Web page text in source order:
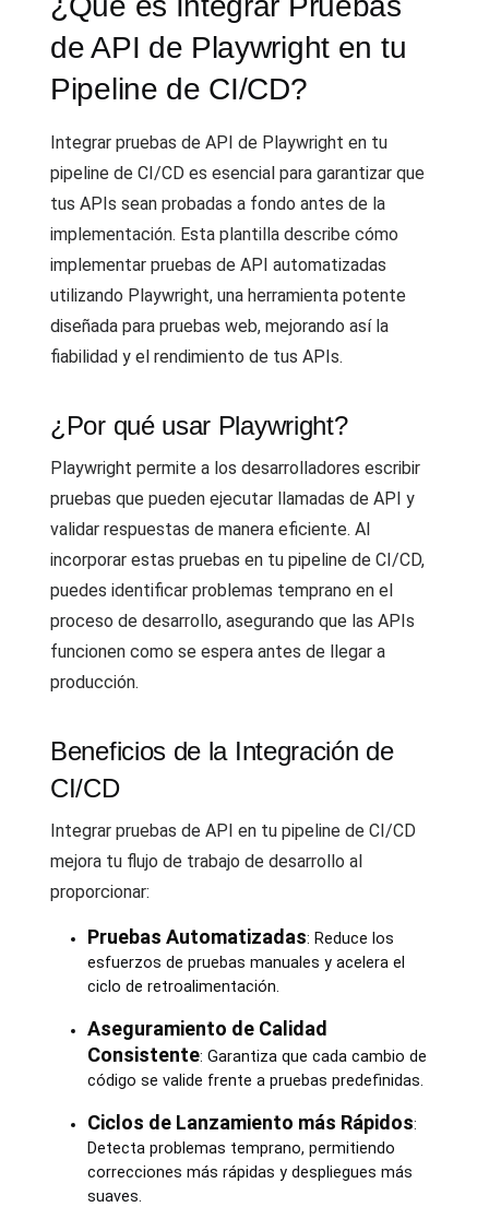
de API de Playwright en tu
Pipeline de CI/CD?
Integrar pruebas de API de Playwright en tu
pipeline de CI/CD es esencial para garantizar que
tus APIs sean probadas a fondo antes de la
implementación. Esta plantilla describe cómo
implementar pruebas de API automatizadas
utilizando Playwright, una herramienta potente
diseñada para pruebas web, mejorando así la
fiabilidad y el rendimiento de tus APIs.
¿Por qué usar Playwright?
Playwright permite a los desarrolladores escribir
pruebas que pueden ejecutar llamadas de API y
validar respuestas de manera eficiente. Al
incorporar estas pruebas en tu pipeline de CI/CD,
puedes identificar problemas temprano en el
proceso de desarrollo, asegurando que las APIs
funcionen como se espera antes de llegar a
producción.
Beneficios de la Integración de
CI/CD
Integrar pruebas de API en tu pipeline de CI/CD
mejora tu flujo de trabajo de desarrollo al
proporcionar:
Pruebas Automatizadas: Reduce los
esfuerzos de pruebas manuales y acelera el
ciclo de retroalimentación.
Aseguramiento de Calidad
Consistente: Garantiza que cada cambio de
código se valide frente a pruebas predefinidas.
Ciclos de Lanzamiento más Rápidos:
Detecta problemas temprano, permitiendo
correcciones más rápidas y despliegues más
suaves.